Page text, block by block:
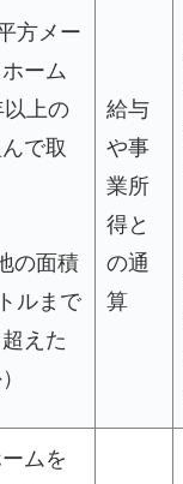
方メー
ーム
以上の
で取
の面積
ルまで
えた
給与
や事
業所
得と
の通
算
ムを